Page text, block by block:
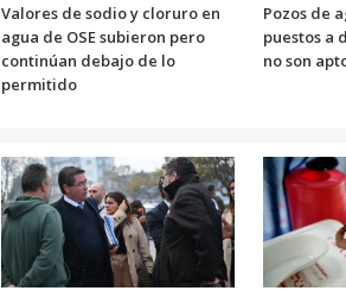
Valores de sodio y cloruro en
agua de OSE subieron pero
continúan debajo de lo
permitido
Pozos de
puestos a
no son